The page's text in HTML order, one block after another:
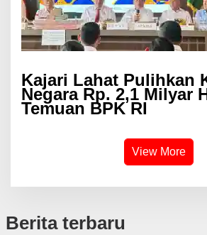
Kajari Lahat Pulihkan
Negara Rp. 2,1 Milyar
Temuan BPK RI
View More
Berita terbaru